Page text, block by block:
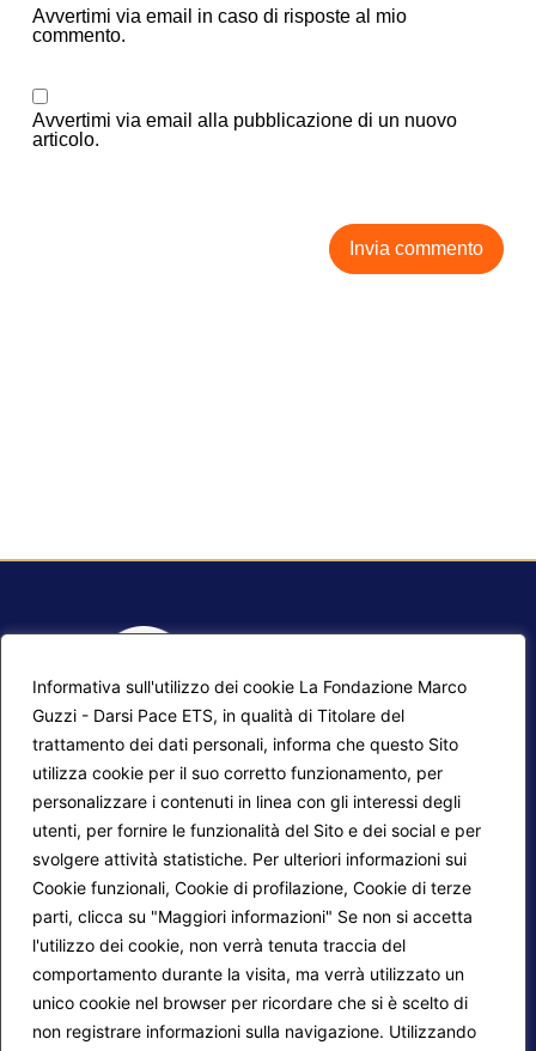
Informativa sull'utilizzo dei cookie La Fondazione Marco
Guzzi - Darsi Pace ETS, in qualità di Titolare del
trattamento dei dati personali, informa che questo Sito
utilizza cookie per il suo corretto funzionamento, per
personalizzare i contenuti in linea con gli interessi degli
utenti, per fornire le funzionalità del Sito e dei social e per
svolgere attività statistiche. Per ulteriori informazioni sui
Cookie funzionali, Cookie di profilazione, Cookie di terze
parti, clicca su "Maggiori informazioni" Se non si accetta
l'utilizzo dei cookie, non verrà tenuta traccia del
comportamento durante la visita, ma verrà utilizzato un
unico cookie nel browser per ricordare che si è scelto di
non registrare informazioni sulla navigazione. Utilizzando
Avvertimi via email in caso di risposte al mio
commento.
Avvertimi via email alla pubblicazione di un nuovo
articolo.
Mappa del sito
Progetti Darsi Pace
Login redattori
Calendario corsi
Privacy Policy
Cookie Policy
Seguici su: